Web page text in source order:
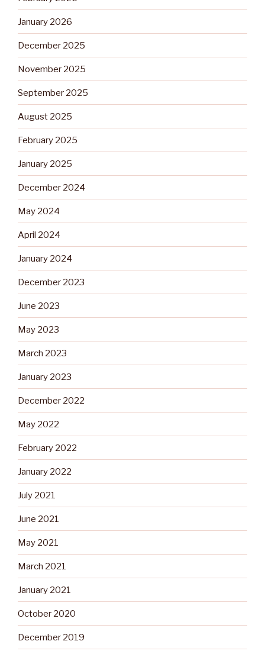
January 2026
December 2025
November 2025
September 2025
August 2025
February 2025
January 2025
December 2024
May 2024
April 2024
January 2024
December 2023
June 2023
May 2023
March 2023
January 2023
December 2022
May 2022
February 2022
January 2022
July 2021
June 2021
May 2021
March 2021
January 2021
October 2020
December 2019